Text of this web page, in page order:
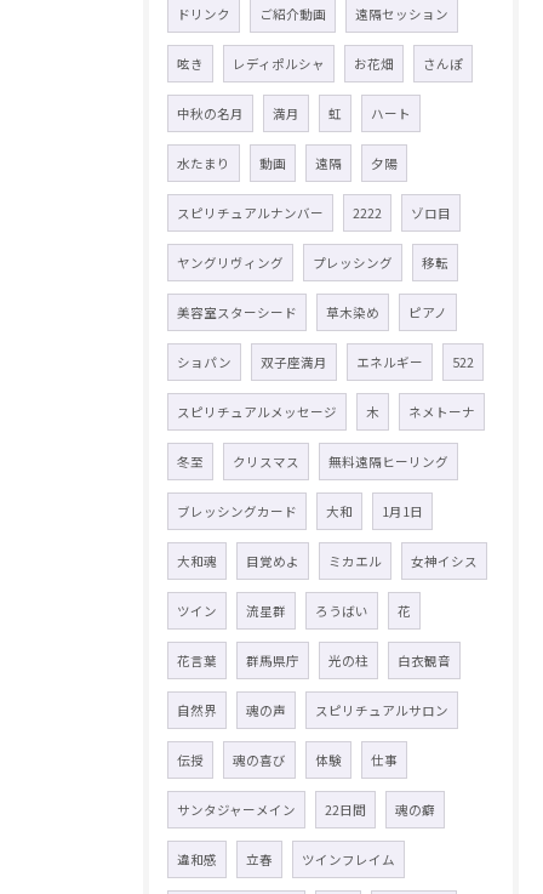
ドリンク ご紹介動画 遠隔セッション
呟き レディポルシャ お花畑 さんぽ
中秋の名月 満月 虹 ハート
水たまり 動画 遠隔 夕陽
スピリチュアルナンバー 2222 ゾロ目
ヤングリヴィング プレッシング 移転
美容室スターシード 草木染め ピアノ
ショパン 双子座満月 エネルギー 522
スピリチュアルメッセージ 木 ネメトーナ
冬至 クリスマス 無料遠隔ヒーリング
ブレッシングカード 大和 1月1日
大和魂 目覚めよ ミカエル 女神イシス
ツイン 流星群 ろうばい 花
花言葉 群馬県庁 光の柱 白衣観音
自然界 魂の声 スピリチュアルサロン
伝授 魂の喜び 体験 仕事
サンタジャーメイン 22日間 魂の癖
違和感 立春 ツインフレイム